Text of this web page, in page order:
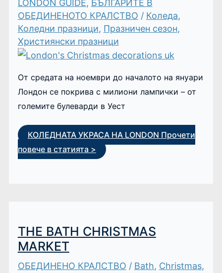
LONDON GUIDE, БЪЛГАРИТЕ В
ОБЕДИНЕНОТО КРАЛСТВО / Коледа,
Коледни празници, Празничен сезон,
Християнски празници
От средата на ноември до началото на януари
Лондон се покрива с милиони лампички – от
големите булеварди в Уест
КОЛЕДНАТА УКРАСА НА LONDON Прочети
повече в статията >
THE BATH CHRISTMAS
MARKET
ОБЕДИНЕНО КРАЛСТВО / Bath, Christmas,